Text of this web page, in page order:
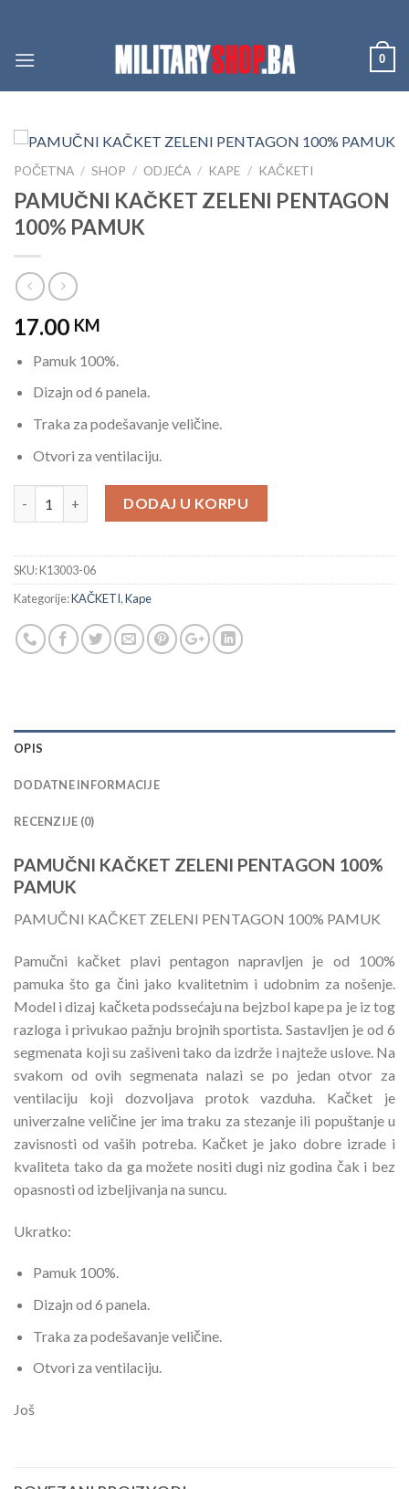
content
0
POČETNA / SHOP / ODJEĆA / KAPE / KAČKETI
PAMUČNI KAČKET ZELENI PENTAGON
100% PAMUK
17.00 KM
Pamuk 100%.
Dizajn od 6 panela.
Traka za podešavanje veličine.
Otvori za ventilaciju.
PAMUČNI KAČKET ZELENI PENTAGON 100% PAMUK količina
DODAJ U KORPU
SKU:K13003-06
Kategorije:KAČKETI,Kape
OPIS
DODATNE INFORMACIJE
RECENZIJE (0)
PAMUČNI KAČKET ZELENI PENTAGON 100%
PAMUK
PAMUČNI KAČKET ZELENI PENTAGON 100% PAMUK
Pamučni kačket plavi pentagon napravljen je od 100%
pamuka što ga čini jako kvalitetnim i udobnim za nošenje.
Model i dizaj kačketa podssećaju na bejzbol kape pa je iz tog
razloga i privukao pažnju brojnih sportista. Sastavljen je od 6
segmenata koji su zašiveni tako da izdrže i najteže uslove. Na
svakom od ovih segmenata nalazi se po jedan otvor za
ventilaciju koji dozvoljava protok vazduha. Kačket je
univerzalne veličine jer ima traku za stezanje ili popuštanje u
zavisnosti od vaših potreba. Kačket je jako dobre izrade i
kvaliteta tako da ga možete nositi dugi niz godina čak i bez
opasnosti od izbeljivanja na suncu.
Ukratko:
Pamuk 100%.
Dizajn od 6 panela.
Traka za podešavanje veličine.
Otvori za ventilaciju.
Još